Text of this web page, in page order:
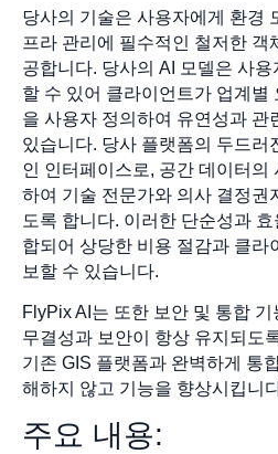
당사의 기술은 사용자에게 환경
프라 관리에 필수적인 철저한 객
공합니다. 당사의 AI 모델은 사
할 수 있어 클라이언트가 업계별
을 사용자 정의하여 유연성과 관
있습니다. 당사 플랫폼의 두드러
인 인터페이스로, 공간 데이터의
하여 기술 전문가와 의사 결정권
도록 합니다. 이러한 단순성과
합되어 상당한 비용 절감과 클라
보할 수 있습니다.
FlyPix AI는 또한 보안 및 통합
무결성과 보안이 항상 유지되도
기존 GIS 플랫폼과 완벽하게 통
해하지 않고 기능을 향상시킵니
주요 내용: